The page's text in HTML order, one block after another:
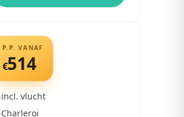
P.P. VANAF
€514
incl. vlucht
Charleroi